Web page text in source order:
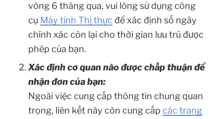
vòng 6 tháng qua, vui lòng sử dụng công
cụ Máy tính Thị thực để xác định số ngày
chính xác còn lại cho thời gian lưu trú được
phép của bạn.
Xác định cơ quan nào được chấp thuận để
nhận đơn của bạn:
Ngoài việc cung cấp thông tin chung quan
trọng, liên kết này còn cung cấp các trang